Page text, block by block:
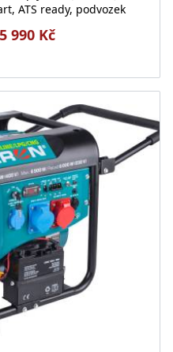
ATS ready, podvozek
990 Kč